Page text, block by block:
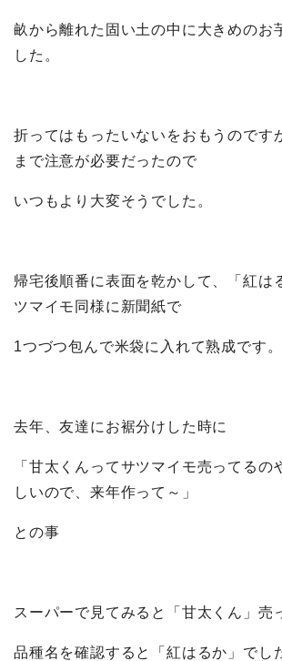
畝から離れた固い土の中に大きめのお
した。
折ってはもったいないをおもうのです
まで注意が必要だったので
いつもより大変そうでした。
帰宅後順番に表面を乾かして、「紅は
ツマイモ同様に新聞紙で
1つづつ包んで米袋に入れて熟成です。
去年、友達にお裾分けした時に
「甘太くんってサツマイモ売ってるの
しいので、来年作って～」
との事
スーパーで見てみると「甘太くん」売
品種名を確認すると「紅はるか」でし